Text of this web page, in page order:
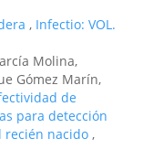
, Infectio: VOL.
Molina,
Gómez Marín,
de
para detección
recién nacido ,